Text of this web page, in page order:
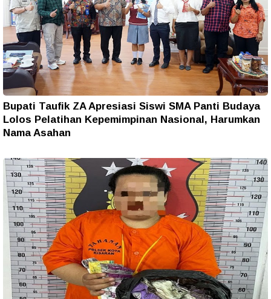
Bupati Taufik ZA Apresiasi Siswi SMA Panti Budaya
Lolos Pelatihan Kepemimpinan Nasional, Harumkan
Nama Asahan